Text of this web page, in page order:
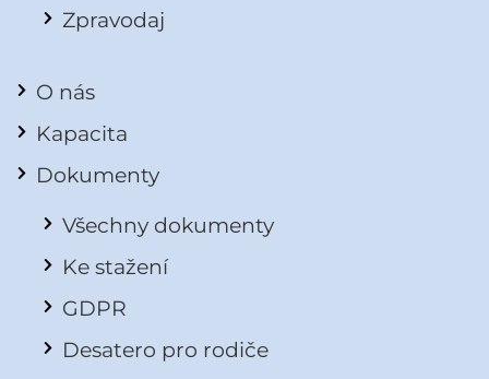
Zpravodaj
O nás
Kapacita
Dokumenty
Všechny dokumenty
Ke stažení
GDPR
Desatero pro rodiče